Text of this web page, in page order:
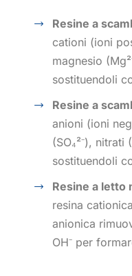
Resine a
cationi (ioni
magnesio (Mg²
sostituendoli
Resine a
anioni (ioni
(SO₄²⁻), nitrati
sostituendoli
Resine a letto
resina
anionica
OH⁻ per